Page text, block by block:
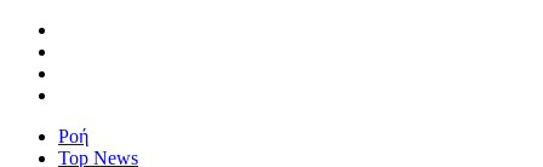
Ροή
Top News